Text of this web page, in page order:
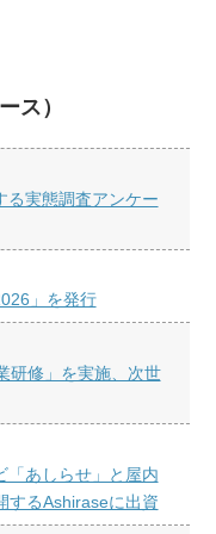
ス）
る実態調査アンケー
」を発行
研修」を実施、次世
「あしらせ」と屋内
するAshiraseに出資